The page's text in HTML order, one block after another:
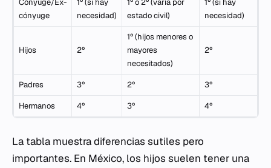
Cónyuge/Ex-
cónyuge
1º (si hay
necesidad)
1º o 2º (varía por
estado civil)
1º (si hay
necesidad)
Hijos 2º
1º (hijos menores o
mayores
necesitados)
2º
Padres 3º 2º 3º
Hermanos 4º 3º 4º
La tabla muestra diferencias sutiles pero
importantes. En México, los hijos suelen tener una